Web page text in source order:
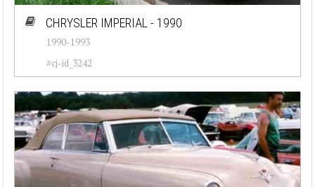
CHRYSLER IMPERIAL - 1990
1990-1993
#cj-id_3242